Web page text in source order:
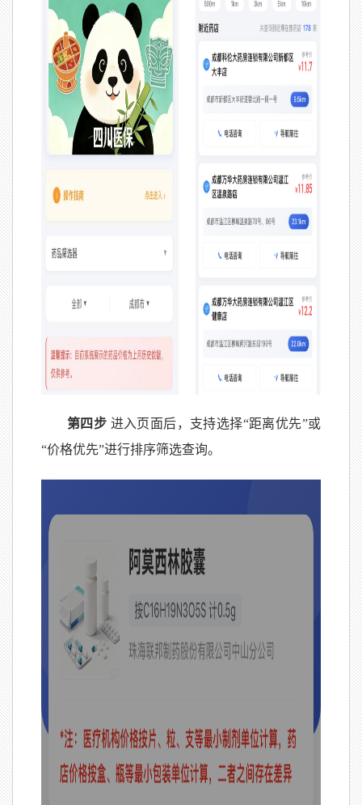
第四步 进入页面后，支持选择“距离优先”或
“价格优先”进行排序筛选查询。